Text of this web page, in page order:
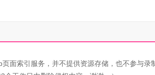
第132集
面索引服务，并不提供资源存储，也不参与录